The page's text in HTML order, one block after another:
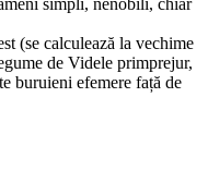
simpli, nenobili, chiar
(se calculează la vechime
de Videle primprejur,
buruieni efemere față de